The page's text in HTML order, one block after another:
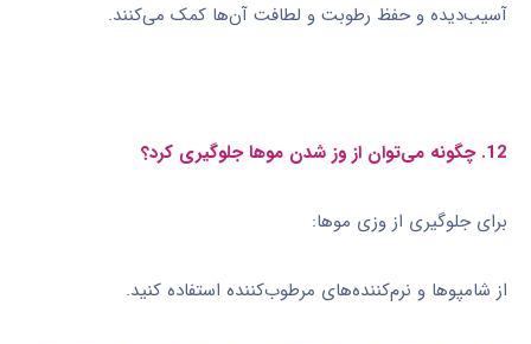
آسیب‌دیده و حفظ رطوبت و لطافت آن‌ها کمک می‌کنند.
12. چگونه می‌توان از وز شدن موها جلوگیری کرد؟
برای جلوگیری از وزی موها:
از شامپوها و نرم‌کننده‌های مرطوب‌کننده استفاده کنید.